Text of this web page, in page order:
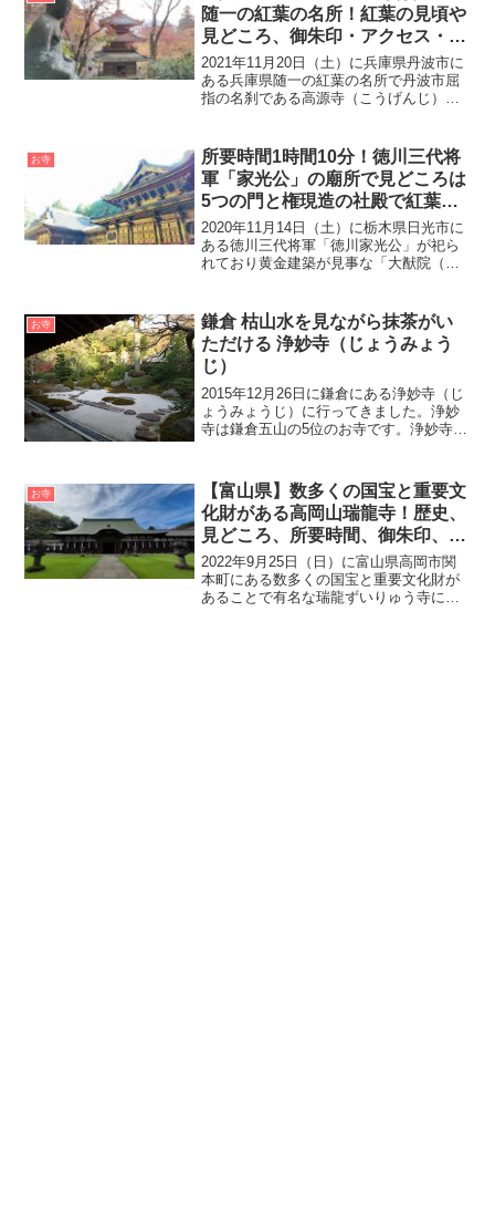
有形文化財となって...
随一の紅葉の名所！紅葉の見頃や
見どころ、御朱印・アクセス・駐
車場・混雑状況をご紹介！
2021年11月20日（土）に兵庫県丹波市に
ある兵庫県随一の紅葉の名所で丹波市屈
指の名刹である高源寺（こうげんじ）に
もに「丹波紅葉三山」として兵庫県紅葉
の名所として広く...
お寺
所要時間1時間10分！徳川三代将
軍「家光公」の廟所で見どころは
5つの門と権現造の社殿で紅葉の
スポット！「日光山輪王寺大猷院
（にっこうさんりんのうじたいゆ
ういん）」
2020年11月14日（土）に栃木県日光市に
ある徳川三代将軍「徳川家光公」が祀ら
れており黄金建築が見事な「大猷院（た
日光東照宮のみ参拝して意外と訪れたこ
とのない方もいる...
お寺
鎌倉 枯山水を見ながら抹茶がい
ただける 浄妙寺（じょうみょう
じ）
2015年12月26日に鎌倉にある浄妙寺（じ
ょうみょうじ）に行ってきました。浄妙
寺は鎌倉五山の5位のお寺です。浄妙寺の
の父、足利貞氏の宝篋印塔（ほうきょう
いんとう）が見...
お寺
【富山県】数多くの国宝と重要文
化財がある高岡山瑞龍寺！歴史、
見どころ、所要時間、御朱印、ア
クセス・無料駐車場をご紹介
2022年9月25日（日）に富山県高岡市関
本町にある数多くの国宝と重要文化財が
あることで有名な瑞龍ずいりゅう寺に行